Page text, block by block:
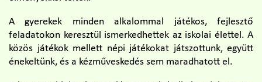
A gyerekek minden alkalommal játékos, fejlesztő
feladatokon keresztül ismerkedhettek az iskolai élettel. A
közös játékok mellett népi játékokat játszottunk, együtt
énekeltünk, és a kézműveskedés sem maradhatott el.